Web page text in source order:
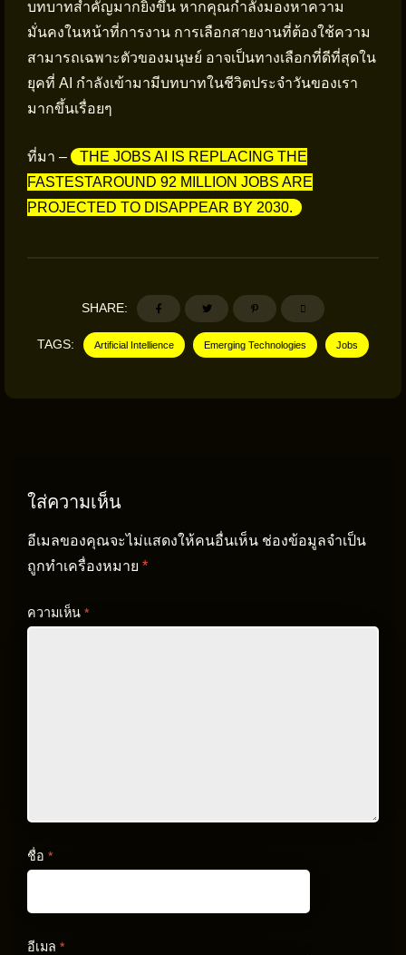
บทบาทสำคัญมากยิ่งขึ้น หากคุณกำลังมองหาความ
มั่นคงในหน้าที่การงาน การเลือกสายงานที่ต้องใช้ความ
สามารถเฉพาะตัวของมนุษย์ อาจเป็นทางเลือกที่ดีที่สุดใน
ยุคที่ AI กำลังเข้ามามีบทบาทในชีวิตประจำวันของเรา
มากขึ้นเรื่อยๆ
ที่มา –
THE JOBS AI IS REPLACING THE
FASTESTAROUND 92 MILLION JOBS ARE
PROJECTED TO DISAPPEAR BY 2030.
SHARE:
TAGS: Artificial Intellience Emerging Technologies Jobs
ใส่ความเห็น
อีเมลของคุณจะไม่แสดงให้คนอื่นเห็น ช่องข้อมูลจำเป็น
ถูกทำเครื่องหมาย *
ความเห็น *
ชื่อ *
อีเมล *